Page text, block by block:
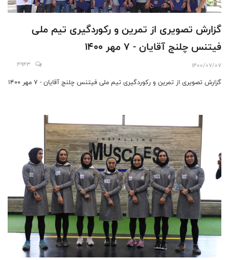
گزارش تصویری از تمرین و رکوردگیری تیم ملی
فیتنس چلنج آقایان - 7 مهر 1400
1400/07/07
4943
گزارش تصویری از تمرین و رکوردگیری تیم ملی فیتنس چلنج آقایان - 7 مهر 1400